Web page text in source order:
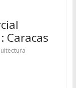
Caracas